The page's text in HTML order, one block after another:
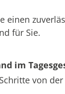
einen
für Sie.
im
von